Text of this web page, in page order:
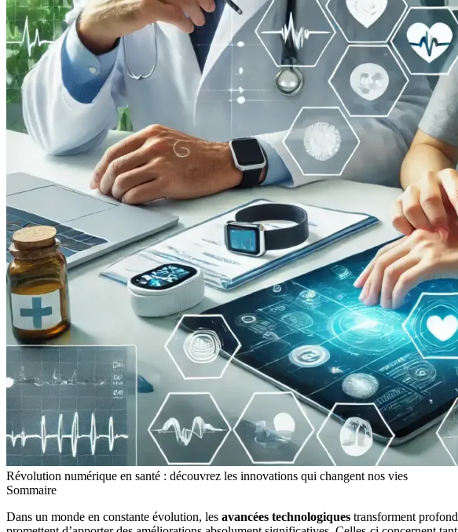
Révolution numérique en santé : découvrez les innovations qui changent nos vies
Sommaire
Dans un monde en constante évolution, les avancées technologiques transforment